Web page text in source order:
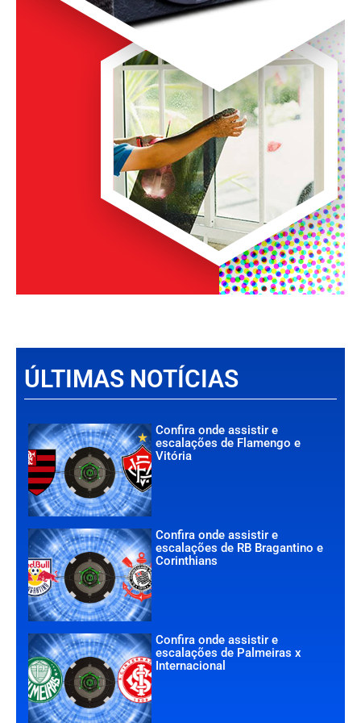
ÚLTIMAS NOTÍCIAS
Confira onde assistir e
escalações de Flamengo e
Vitória
Confira onde assistir e
escalações de RB Bragantino e
Corinthians
Confira onde assistir e
escalações de Palmeiras x
Internacional